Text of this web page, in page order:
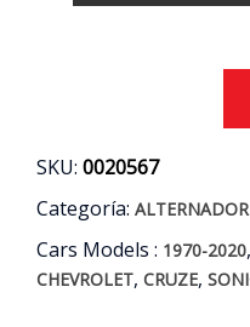
SKU: 0020567
Categoría:
Cars Models : 1970-2020,
CHEVROLET, CRUZE,